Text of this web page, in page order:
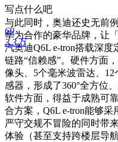
与此同时，奥迪还史无前
华为合作的豪华品牌，让
汽奥迪Q6L e-tron搭载深
链路“信赖感”。硬件方面
像头、5个毫米波雷达、
感器，形成了360°全方位
软件方面，得益于成熟可
合方案，Q6L e-tron能够采
严守交规不冒险的同时带
体验（甚至支持跨楼层导
写点什么吧
69
3.3万